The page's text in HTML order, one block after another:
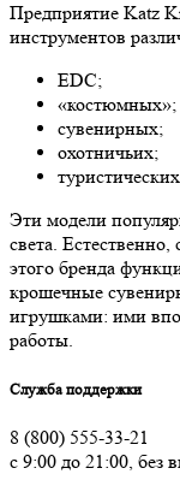
Предприятие Katz
инструментов
EDC;
«костюмных»;
сувенирных;
охотничьих;
Эти модели
света.
этого бренда
крошечные
игрушками: ими
работы.
Служба поддержки
8 (800) 555-33-21
с 9:00 до 21:00, без